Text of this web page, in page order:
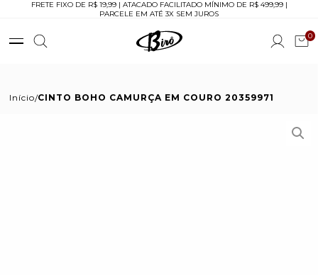
FRETE FIXO DE R$ 19,99 | ATACADO FACILITADO MÍNIMO DE R$ 499,99 |
PARCELE EM ATÉ 3X SEM JUROS
0
Início CINTO BOHO CAMURÇA EM COURO 20359971